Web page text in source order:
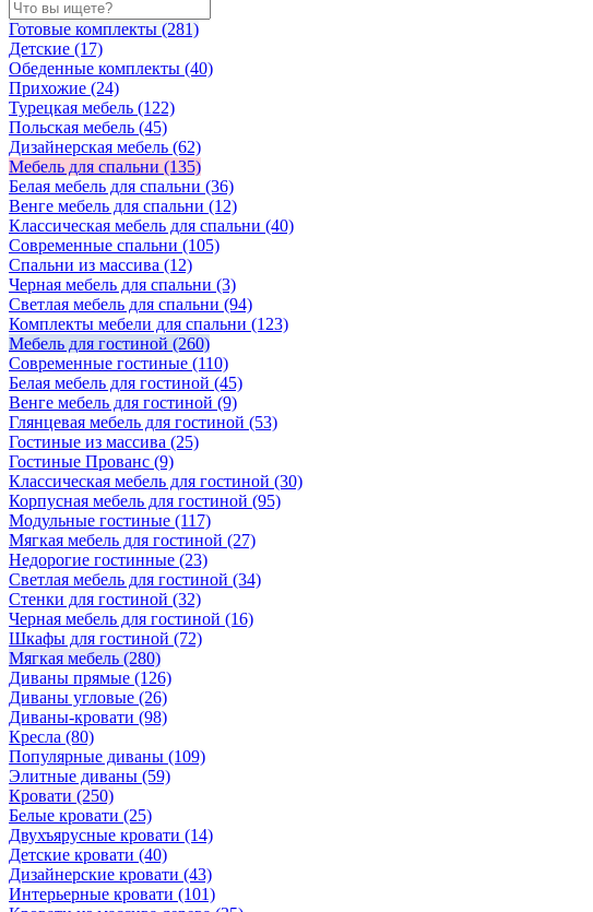
Готовые комплекты (281)
Детские (17)
Обеденные комплекты (40)
Прихожие (24)
Турецкая мебель (122)
Польская мебель (45)
Дизайнерская мебель (62)
Мебель для спальни (135)
Белая мебель для спальни (36)
Венге мебель для спальни (12)
Классическая мебель для спальни (40)
Современные спальни (105)
Спальни из массива (12)
Черная мебель для спальни (3)
Светлая мебель для спальни (94)
Комплекты мебели для спальни (123)
Мебель для гостиной (260)
Современные гостиные (110)
Белая мебель для гостиной (45)
Венге мебель для гостиной (9)
Глянцевая мебель для гостиной (53)
Гостиные из массива (25)
Гостиные Прованс (9)
Классическая мебель для гостиной (30)
Корпусная мебель для гостиной (95)
Модульные гостиные (117)
Мягкая мебель для гостиной (27)
Недорогие гостинные (23)
Светлая мебель для гостиной (34)
Стенки для гостиной (32)
Черная мебель для гостиной (16)
Шкафы для гостиной (72)
Мягкая мебель (280)
Диваны прямые (126)
Диваны угловые (26)
Диваны-кровати (98)
Кресла (80)
Популярные диваны (109)
Элитные диваны (59)
Кровати (250)
Белые кровати (25)
Двухъярусные кровати (14)
Детские кровати (40)
Дизайнерские кровати (43)
Интерьерные кровати (101)